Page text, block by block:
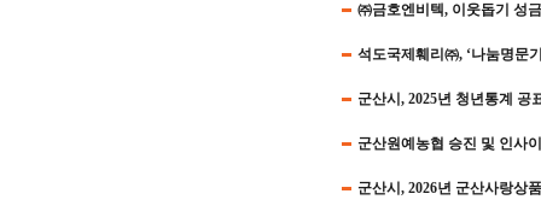
㈜금호엔비텍, 이웃돕기 성
석도국제훼리㈜, ‘나눔명문
군산시, 2025년 청년통계 공
군산원예농협 승진 및 인사
군산시, 2026년 군산사랑상